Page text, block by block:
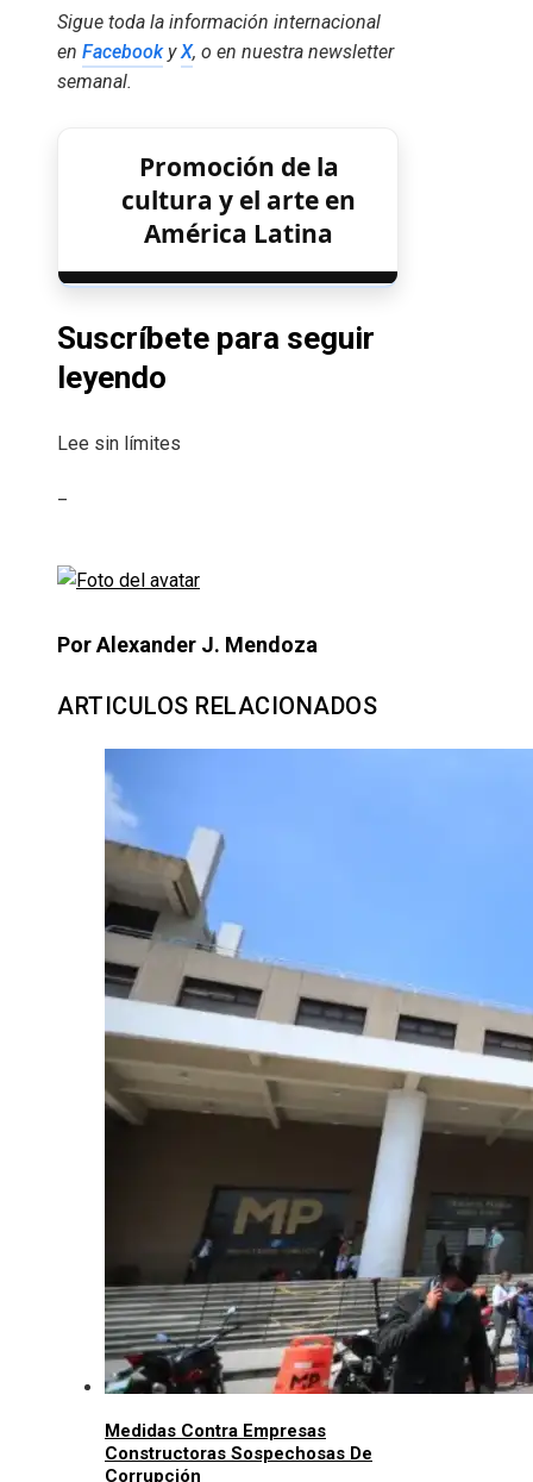
Sigue toda la información internacional
en FacebookyX, o en nuestra newsletter
semanal.
Promoción de la
cultura y el arte en
América Latina
Suscríbete para seguir
leyendo
Lee sin límites
Por Alexander J. Mendoza
ARTICULOS RELACIONADOS
Medidas Contra Empresas
Constructoras Sospechosas De
Corrupción